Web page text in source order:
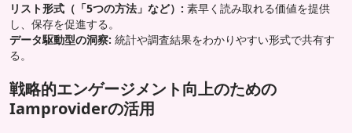
リスト形式（「5つの方法」など）: 素早く読み取れる価値を提供
し、保存を促進する。
データ駆動型の洞察: 統計や調査結果をわかりやすい形式で共有す
る。
戦略的エンゲージメント向上のための
Iamproviderの活用